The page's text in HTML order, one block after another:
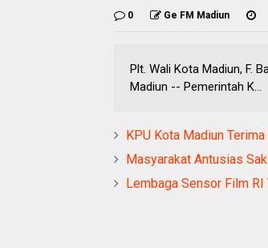
0 Ge FM Madiun
Plt. Wali Kota Madiun, F.
Madiun -- Pemerintah K...
KPU Kota Madiun
Masyarakat Antusias
Lembaga Sensor Film